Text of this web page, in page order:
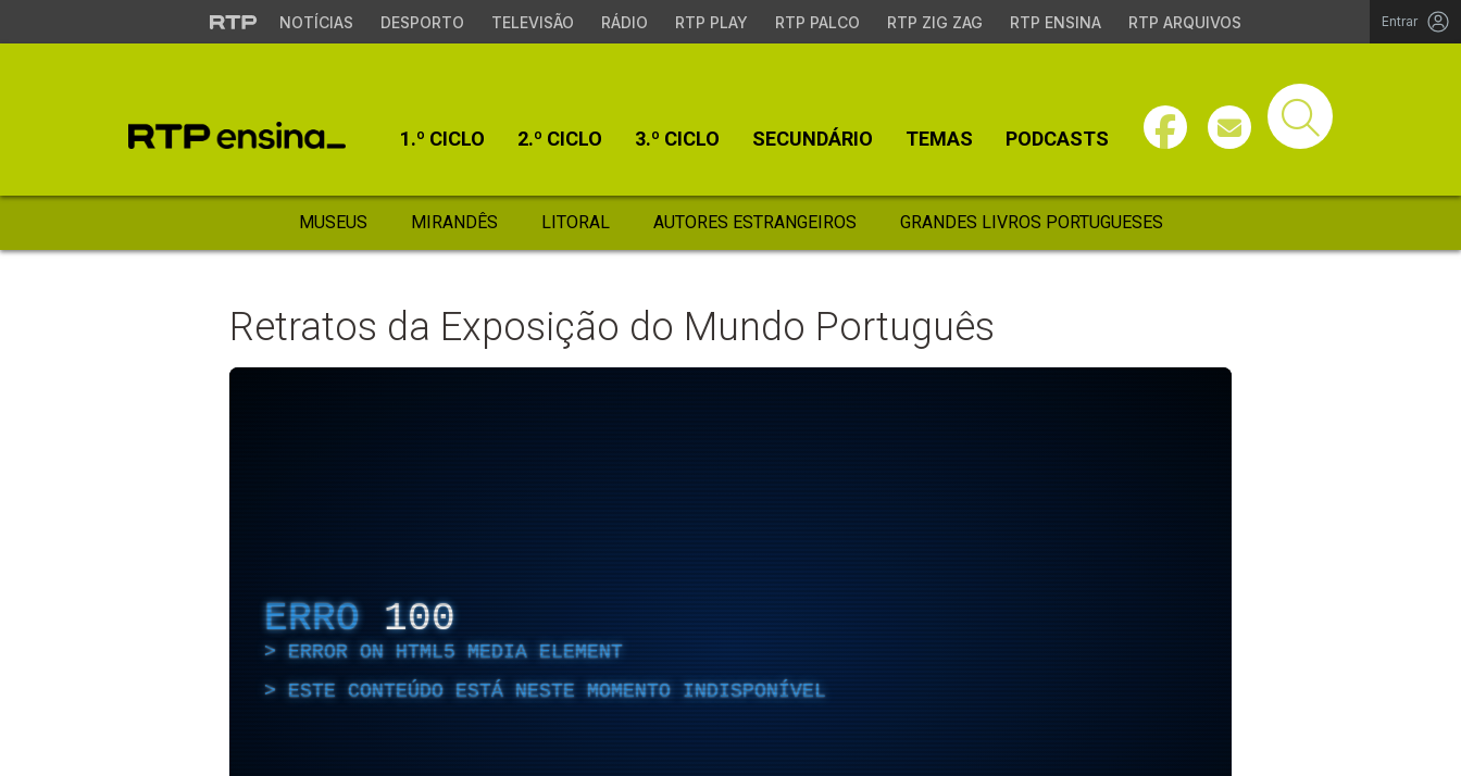
NOTÍCIAS DESPORTO TELEVISÃO RÁDIO RTP PLAY RTP PALCO RTP ZIG ZAG RTP ENSINA RTP ARQUIVOS Entrar
1.º CICLO 2.º CICLO 3.º CICLO SECUNDÁRIO TEMAS PODCASTS
MUSEUS MIRANDÊS LITORAL AUTORES ESTRANGEIROS GRANDES LIVROS PORTUGUESES
Retratos da Exposição do Mundo Português
ERRO 100
ERROR ON HTML5 MEDIA ELEMENT
ESTE CONTEÚDO ESTÁ NESTE MOMENTO INDISPONÍVEL